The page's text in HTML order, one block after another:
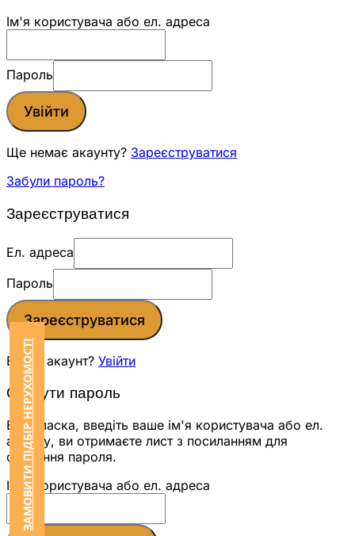
ЗАМОВИТИ ПІДБІР НЕРУХОМОСТІ
Ім'я користувача або ел. адреса
Пароль
Увійти
Ще немає акаунту? Зареєструватися
Забули пароль?
Зареєструватися
Ел. адреса
Пароль
Зареєструватися
Вже є акаунт? Увійти
Скинути пароль
Будь ласка, введіть ваше ім'я користувача або ел.
адресу, ви отримаєте лист з посиланням для
скидання пароля.
Ім'я користувача або ел. адреса